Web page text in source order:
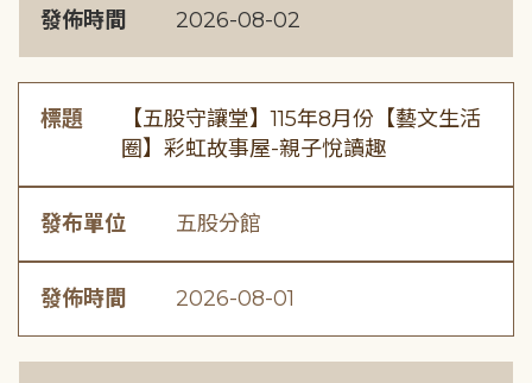
發佈時間 2026-08-02
標題
【五股守讓堂】115年8月份【藝文生活
圈】彩虹故事屋-親子悅讀趣
發布單位 五股分館
發佈時間 2026-08-01